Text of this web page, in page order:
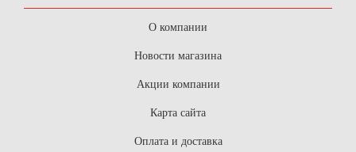
О компании
Новости магазина
Акции компании
Карта сайта
Оплата и доставка